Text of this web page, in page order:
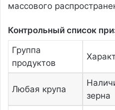
массового
Контрольный список
Группа
продуктов
Любая крупа
зерна